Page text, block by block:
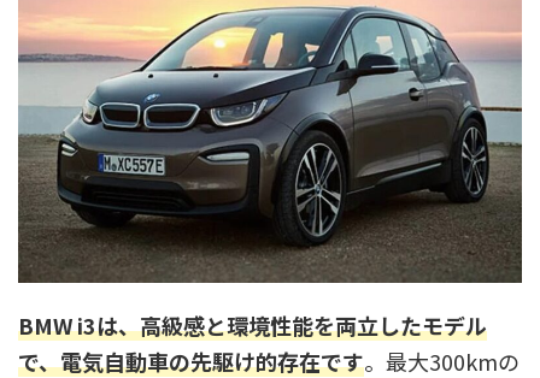
BMW i3は、高級感と環境性能を両立したモデル
で、電気自動車の先駆け的存在です。最大300kmの